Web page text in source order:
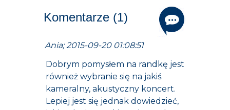
Komentarze (1)
Ania; 2015-09-20 01:08:51
Dobrym pomysłem na randkę jest
również wybranie się na jakiś
kameralny, akustyczny koncert.
Lepiej jest się jednak dowiedzieć,